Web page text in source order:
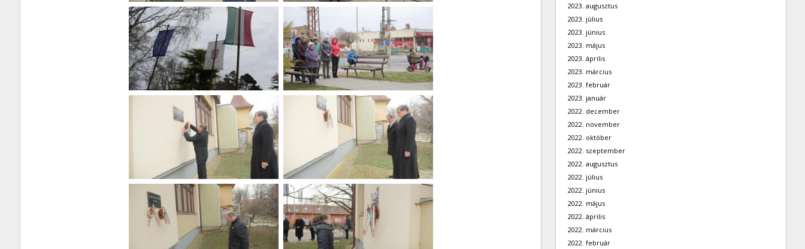
2023. augusztus
2023. július
2023. június
2023. május
2023. április
2023. március
2023. február
2023. január
2022. december
2022. november
2022. október
2022. szeptember
2022. augusztus
2022. július
2022. június
2022. május
2022. április
2022. március
2022. február